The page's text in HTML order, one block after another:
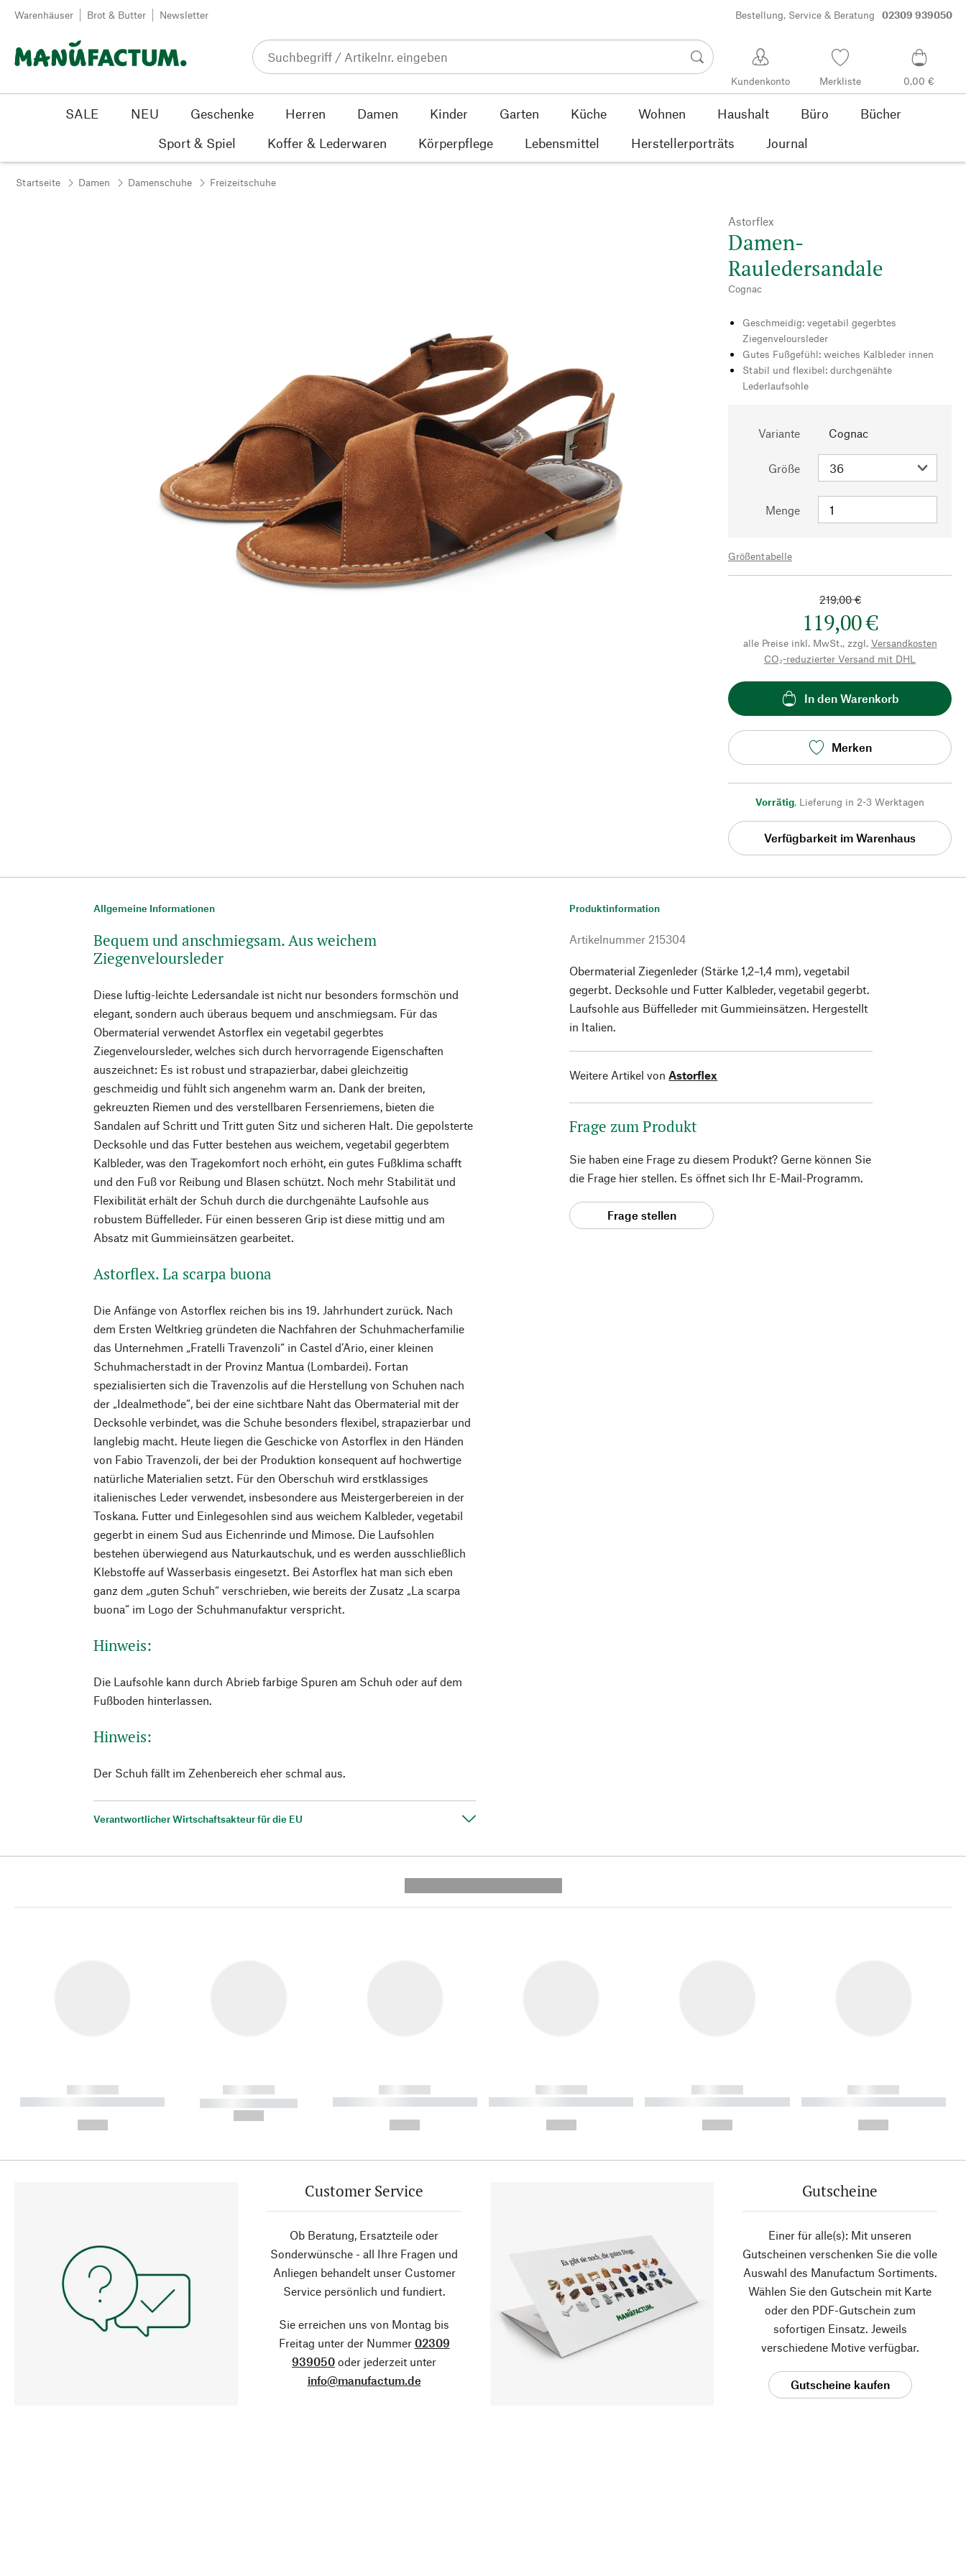
Zum Inhalt springen
Warenhäuser Brot & Butter Newsletter Bestellung, Service & Beratung 02309 939050
Kundenkonto Merkliste 0,00 €
SALE NEU Geschenke Herren Damen Kinder Garten Küche Wohnen Haushalt Büro
Bücher
Sport & Spiel
Koffer & Lederwaren Körperpflege Lebensmittel Herstellerporträts Journal
Startseite Damen Damenschuhe Freizeitschuhe
Astorflex
Damen-
Rauledersandale
Cognac
Geschmeidig: vegetabil gegerbtes
Ziegenveloursleder
Gutes Fußgefühl: weiches Kalbleder innen
Stabil und flexibel: durchgenähte
Lederlaufsohle
Variante Cognac
Größe
Menge
Größentabelle
219,00 €
119,00 €
alle Preise inkl. MwSt., zzgl. Versandkosten
CO₂-reduzierter Versand mit DHL
In den Warenkorb
Merken
Vorrätig, Lieferung in 2-3 Werktagen
Verfügbarkeit im Warenhaus
Allgemeine Informationen
Bequem und anschmiegsam. Aus weichem
Ziegenveloursleder
Diese luftig-leichte Ledersandale ist nicht nur besonders formschön und
elegant, sondern auch überaus bequem und anschmiegsam. Für das
Obermaterial verwendet Astorflex ein vegetabil gegerbtes
Ziegenveloursleder, welches sich durch hervorragende Eigenschaften
auszeichnet: Es ist robust und strapazierbar, dabei gleichzeitig
geschmeidig und fühlt sich angenehm warm an. Dank der breiten,
gekreuzten Riemen und des verstellbaren Fersenriemens, bieten die
Sandalen auf Schritt und Tritt guten Sitz und sicheren Halt. Die gepolsterte
Decksohle und das Futter bestehen aus weichem, vegetabil gegerbtem
Kalbleder, was den Tragekomfort noch erhöht, ein gutes Fußklima schafft
und den Fuß vor Reibung und Blasen schützt. Noch mehr Stabilität und
Flexibilität erhält der Schuh durch die durchgenähte Laufsohle aus
robustem Büffelleder. Für einen besseren Grip ist diese mittig und am
Absatz mit Gummieinsätzen gearbeitet.
Astorflex. La scarpa buona
Die Anfänge von Astorflex reichen bis ins 19. Jahrhundert zurück. Nach
dem Ersten Weltkrieg gründeten die Nachfahren der Schuhmacher­familie
das Unternehmen „Fratelli Travenzoli“ in Castel d’Ario, einer kleinen
Schuhmacherstadt in der Provinz Mantua (Lombardei). Fortan
spezialisierten sich die Travenzolis auf die Herstellung von Schuhen nach
der „Idealmethode“, bei der eine sichtbare Naht das Obermaterial mit der
Decksohle verbindet, was die Schuhe besonders flexibel, strapazierbar und
langlebig macht. Heute liegen die Geschicke von Astorflex in den Händen
von Fabio Travenzoli, der bei der Produktion konsequent auf hochwertige
natürliche Materialien setzt. Für den Oberschuh wird erstklassiges
italienisches Leder verwendet, insbesondere aus Meistergerbereien in der
Toskana. Futter und Einlegesohlen sind aus weichem Kalbleder, vegetabil
gegerbt in einem Sud aus Eichenrinde und Mimose. Die Laufsohlen
bestehen überwiegend aus Naturkautschuk, und es werden ausschließlich
Klebstoffe auf Wasserbasis eingesetzt. Bei Astorflex hat man sich eben
ganz dem „guten Schuh“ verschrieben, wie bereits der Zusatz „La scarpa
buona“ im Logo der Schuhmanufaktur verspricht.
Hinweis:
Die Laufsohle kann durch Abrieb farbige Spuren am Schuh oder auf dem
Fußboden hinterlassen.
Hinweis:
Der Schuh fällt im Zehenbereich eher schmal aus.
Verantwortlicher Wirtschaftsakteur für die EU
Produktinformation
Artikelnummer 215304
Obermaterial Ziegenleder (Stärke 1,2–1,4 mm), vegetabil
gegerbt. Decksohle und Futter Kalbleder, vegetabil gegerbt.
Laufsohle aus Büffelleder mit Gummieinsätzen. Hergestellt
in Italien.
Weitere Artikel von Astorflex
Frage zum Produkt
Sie haben eine Frage zu diesem Produkt? Gerne können Sie
die Frage hier stellen. Es öffnet sich Ihr E-Mail-Programm.
Frage stellen
------------
----------- ----------- ----------
------------
----------- -----------
------------
----------- ----------- ----------
------------
----------- ----------- ----------
------------
----------- ----------- ----------
------------
----------- ----------- ----------
Customer Service
Ob Beratung, Ersatzteile oder
Sonderwünsche - all Ihre Fragen und
Anliegen behandelt unser Customer
Service persönlich und fundiert.
Sie erreichen uns von Montag bis
Freitag unter der Nummer 02309
939050 oder jederzeit unter
info@manufactum.de
Gutscheine
Einer für alle(s): Mit unseren
Gutscheinen verschenken Sie die volle
Auswahl des Manufactum Sortiments.
Wählen Sie den Gutschein mit Karte
oder den PDF-Gutschein zum
sofortigen Einsatz. Jeweils
verschiedene Motive verfügbar.
Gutscheine kaufen